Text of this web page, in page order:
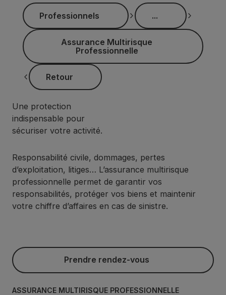
Professionnels
Professionnels
...
...
Assurance Multirisque Professionnelle
Assurance Multirisque
Professionnelle
Retour
Retour
Une protection
indispensable pour
sécuriser votre activité.
Responsabilité civile, dommages, pertes
d’exploitation, litiges… L’assurance multirisque
professionnelle permet de garantir vos
responsabilités, protéger vos biens et maintenir
votre chiffre d’affaires en cas de sinistre.
Prendre rendez-vous
Prendre rendez-vous
ASSURANCE MULTIRISQUE PROFESSIONNELLE